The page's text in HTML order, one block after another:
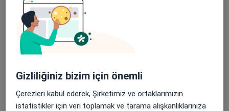
Diş Çekimi
Doğru Solunum Ve Yutkunma Eğitimi
Erken Ortodontik Tedavi
Fissür Örtücü (Fissur Sealant)
Genel Anestezi Altında Diş Tedavileri
Gizliliğiniz bizim için önemli
Çerezleri kabul ederek, Şirketimiz ve ortaklarımızın
istatistikler için veri toplamak ve tarama alışkanlıklarınıza